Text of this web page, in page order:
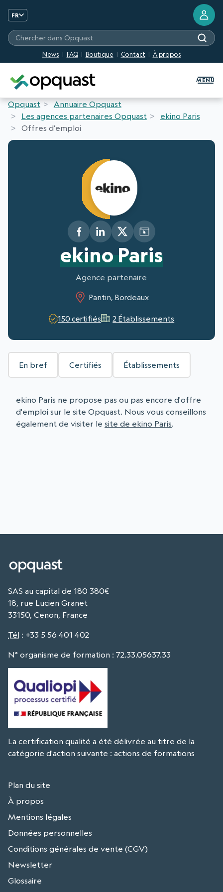
FR
News FAQ Boutique Contact À propos
Chercher dans Opquast
MENU
Opquast
Annuaire Opquast
Les agences partenaires Opquast
ekino Paris
Offres d’emploi
ekino Paris
Agence partenaire
Pantin, Bordeaux
150 certifiés 2 Établissements
En bref Certifiés Établissements
ekino Paris ne propose pas ou pas encore d'offre
d'emploi sur le site Opquast. Nous vous conseillons
également de visiter le site de ekino Paris.
SAS au capital de 180 380€
18, rue Lucien Granet
33150, Cenon, France
Tél : +33 5 56 401 402
N° organisme de formation : 72.33.05637.33
La certification qualité a été délivrée au titre de la
catégorie d'action suivante : actions de formations
Plan du site
À propos
Mentions légales
Données personnelles
Conditions générales de vente (CGV)
Newsletter
Glossaire